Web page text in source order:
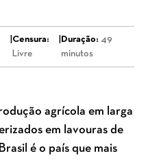
Censura:
Livre
Duração: 49
minutos
agrícola em larga
em lavouras de
é o país que mais